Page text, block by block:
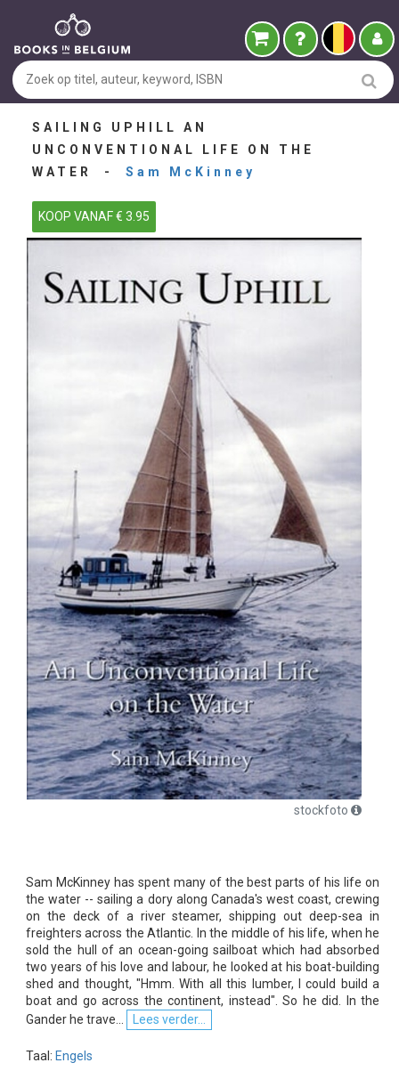
SAILING UPHILL AN
UNCONVENTIONAL LIFE ON THE
WATER - Sam McKinney
KOOP VANAF € 3.95
stockfoto
Sam McKinney has spent many of the best parts of his life on
the water -- sailing a dory along Canada's west coast, crewing
on the deck of a river steamer, shipping out deep-sea in
freighters across the Atlantic. In the middle of his life, when he
sold the hull of an ocean-going sailboat which had absorbed
two years of his love and labour, he looked at his boat-building
shed and thought, "Hmm. With all this lumber, I could build a
boat and go across the continent, instead". So he did. In the
Gander he trave...
Lees verder...
Taal: Engels